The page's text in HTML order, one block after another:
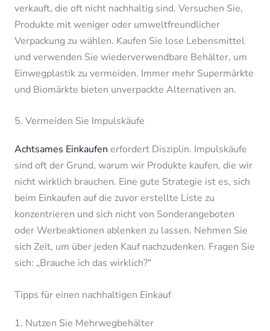
verkauft, die oft nicht nachhaltig sind. Versuchen Sie,
Produkte mit weniger oder umweltfreundlicher
Verpackung zu wählen. Kaufen Sie lose Lebensmittel
und verwenden Sie wiederverwendbare Behälter, um
Einwegplastik zu vermeiden. Immer mehr Supermärkte
und Biomärkte bieten unverpackte Alternativen an.
5. Vermeiden Sie Impulskäufe
Achtsames Einkaufen erfordert Disziplin. Impulskäufe
sind oft der Grund, warum wir Produkte kaufen, die wir
nicht wirklich brauchen. Eine gute Strategie ist es, sich
beim Einkaufen auf die zuvor erstellte Liste zu
konzentrieren und sich nicht von Sonderangeboten
oder Werbeaktionen ablenken zu lassen. Nehmen Sie
sich Zeit, um über jeden Kauf nachzudenken. Fragen Sie
sich: „Brauche ich das wirklich?“
Tipps für einen nachhaltigen Einkauf
1. Nutzen Sie Mehrwegbehälter